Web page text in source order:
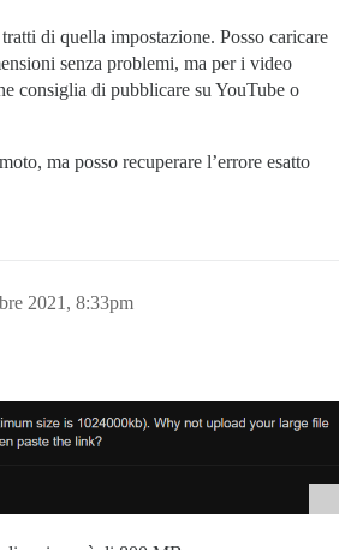
di quella impostazione. Posso caricare
senza problemi, ma per i video
consiglia di pubblicare su YouTube o
ma posso recuperare l’errore esatto
2021, 8:33pm